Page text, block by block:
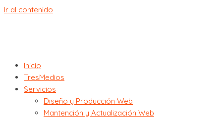
Ir al contenido
Inicio
TresMedios
Servicios
Diseño y Producción Web
Mantención y Actualización Web